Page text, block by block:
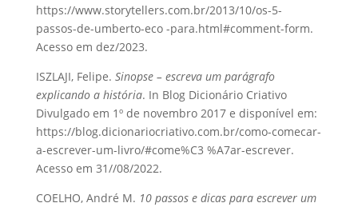
https://www.storytellers.com.br/2013/10/os-5-
passos-de-umberto-eco -para.html#comment-form.
Acesso em dez/2023.
ISZLAJI, Felipe. Sinopse – escreva um parágrafo
explicando a história. In Blog Dicionário Criativo
Divulgado em 1º de novembro 2017 e disponível em:
https://blog.dicionariocriativo.com.br/como-comecar-
a-escrever-um-livro/#come%C3 %A7ar-escrever.
Acesso em 31//08/2022.
COELHO, André M. 10 passos e dicas para escrever um